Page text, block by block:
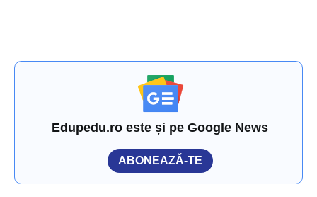
Edupedu.ro este și pe Google News
ABONEAZĂ-TE